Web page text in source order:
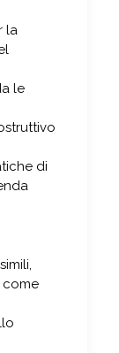
la
le
di
come